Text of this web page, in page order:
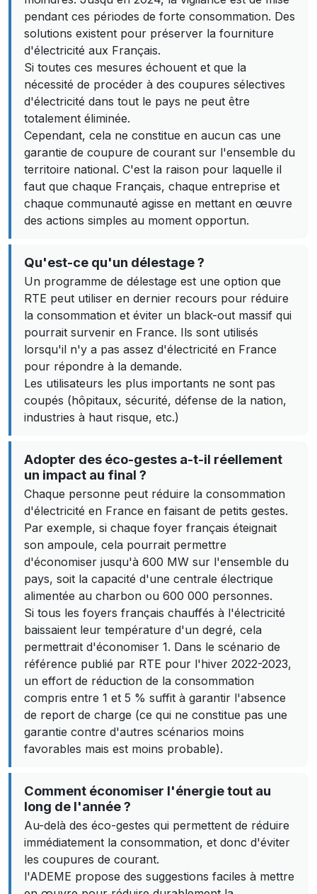
pendant ces périodes de forte consommation. Des
solutions existent pour préserver la fourniture
d'électricité aux Français.
Si toutes ces mesures échouent et que la
nécessité de procéder à des coupures sélectives
d'électricité dans tout le pays ne peut être
totalement éliminée.
Cependant, cela ne constitue en aucun cas une
garantie de coupure de courant sur l'ensemble du
territoire national. C'est la raison pour laquelle il
faut que chaque Français, chaque entreprise et
chaque communauté agisse en mettant en œuvre
des actions simples au moment opportun.
Qu'est-ce qu'un délestage ?
Un programme de délestage est une option que
RTE peut utiliser en dernier recours pour réduire
la consommation et éviter un black-out massif qui
pourrait survenir en France. Ils sont utilisés
lorsqu'il n'y a pas assez d'électricité en France
pour répondre à la demande.
Les utilisateurs les plus importants ne sont pas
coupés (hôpitaux, sécurité, défense de la nation,
industries à haut risque, etc.)
Adopter des éco-gestes a-t-il réellement
un impact au final ?
Chaque personne peut réduire la consommation
d'électricité en France en faisant de petits gestes.
Par exemple, si chaque foyer français éteignait
son ampoule, cela pourrait permettre
d'économiser jusqu'à 600 MW sur l'ensemble du
pays, soit la capacité d'une centrale électrique
alimentée au charbon ou 600 000 personnes.
Si tous les foyers français chauffés à l'électricité
baissaient leur température d'un degré, cela
permettrait d'économiser 1. Dans le scénario de
référence publié par RTE pour l'hiver 2022-2023,
un effort de réduction de la consommation
compris entre 1 et 5 % suffit à garantir l'absence
de report de charge (ce qui ne constitue pas une
garantie contre d'autres scénarios moins
favorables mais est moins probable).
Comment économiser l'énergie tout au
long de l'année ?
Au-delà des éco-gestes qui permettent de réduire
immédiatement la consommation, et donc d'éviter
les coupures de courant.
l'ADEME propose des suggestions faciles à mettre